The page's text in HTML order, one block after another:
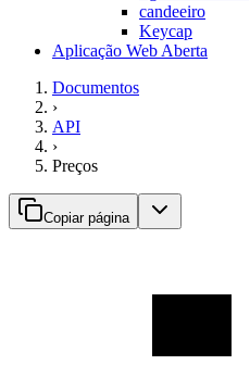
candeeiro
Keycap
Aplicação Web Aberta
Documentos
›
API
›
Preços
Copiar página